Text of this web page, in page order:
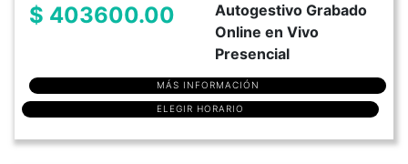
$ 403600.00
Autogestivo Grabado
Online en Vivo
Presencial
MÁS INFORMACIÓN
ELEGIR HORARIO